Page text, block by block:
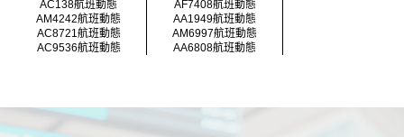
AC138航班動態
AF7408航班動態
AM4242航班動態
AA1949航班動態
AC8721航班動態
AM6997航班動態
AC9536航班動態
AA6808航班動態